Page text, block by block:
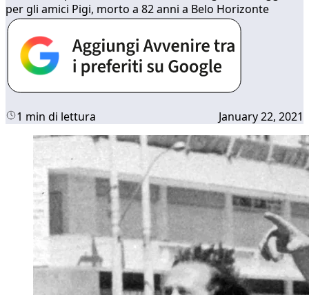
per gli amici Pigi, morto a 82 anni a Belo Horizonte
1 min di lettura January 22, 2021